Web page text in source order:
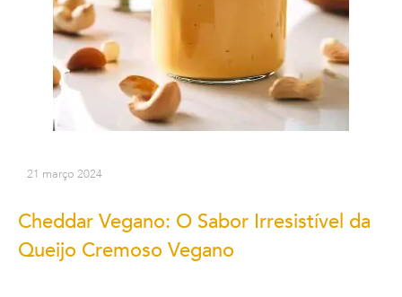
21 março 2024
Cheddar Vegano: O Sabor Irresistível da
Queijo Cremoso Vegano